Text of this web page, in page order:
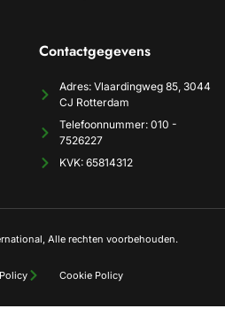
Contactgegevens
Adres: Vlaardingweg 85, 3044
CJ Rotterdam
Telefoonnummer: 010 -
7526227
KVK: 65814312
Alle rechten voorbehouden.
Cookie Policy